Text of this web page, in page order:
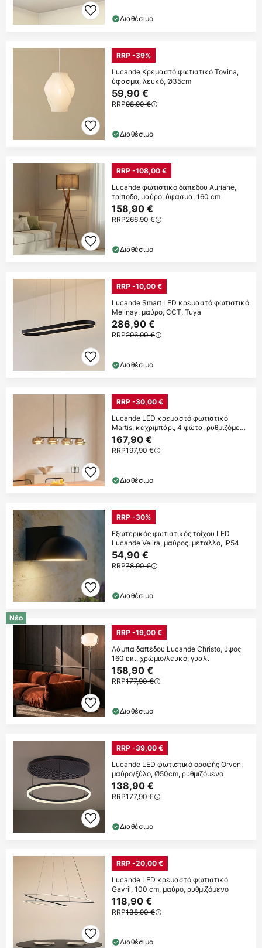
Διαθέσιμο
RRP -39%
Lucande Κρεμαστό φωτιστικό Tovina,
ύφασμα, λευκό, Ø35cm
59,90 €
RRP98,90 €
Διαθέσιμο
RRP -108,00 €
Lucande φωτιστικό δαπέδου Auriane,
τρίποδο, μαύρο, ύφασμα, 160 cm
158,90 €
RRP266,90 €
Διαθέσιμο
RRP -10,00 €
Lucande Smart LED κρεμαστό φωτιστικό
Melinay, μαύρο, CCT, Tuya
286,90 €
RRP296,90 €
Διαθέσιμο
RRP -30,00 €
Lucande LED κρεμαστό φωτιστικό
Martis, κεχριμπάρι, 4 φώτα, ρυθμιζόμενη
ένταση
167,90 €
RRP197,90 €
Διαθέσιμο
RRP -30%
Εξωτερικός φωτιστικός τοίχου LED
Lucande Velira, μαύρος, μέταλλο, IP54
54,90 €
RRP78,90 €
Διαθέσιμο
Νέο
RRP -19,00 €
Λάμπα δαπέδου Lucande Christo, ύψος
160 εκ., χρώμιο/λευκό, γυαλί
158,90 €
RRP177,90 €
Διαθέσιμο
RRP -39,00 €
Lucande LED φωτιστικό οροφής Orven,
μαύρο/ξύλο, Ø50cm, ρυθμιζόμενο
138,90 €
RRP177,90 €
Διαθέσιμο
RRP -20,00 €
Lucande LED κρεμαστό φωτιστικό
Gavril, 100 cm, μαύρο, ρυθμιζόμενο
118,90 €
RRP138,90 €
Διαθέσιμο